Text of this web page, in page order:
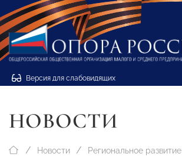
Версия для слабовидящих
НОВОСТИ
Новости Региональное развитие